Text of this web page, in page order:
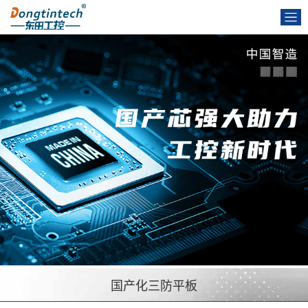
国产化三防平板